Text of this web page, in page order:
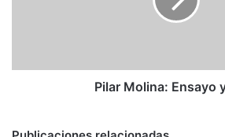
Pilar Molina: Ensayo